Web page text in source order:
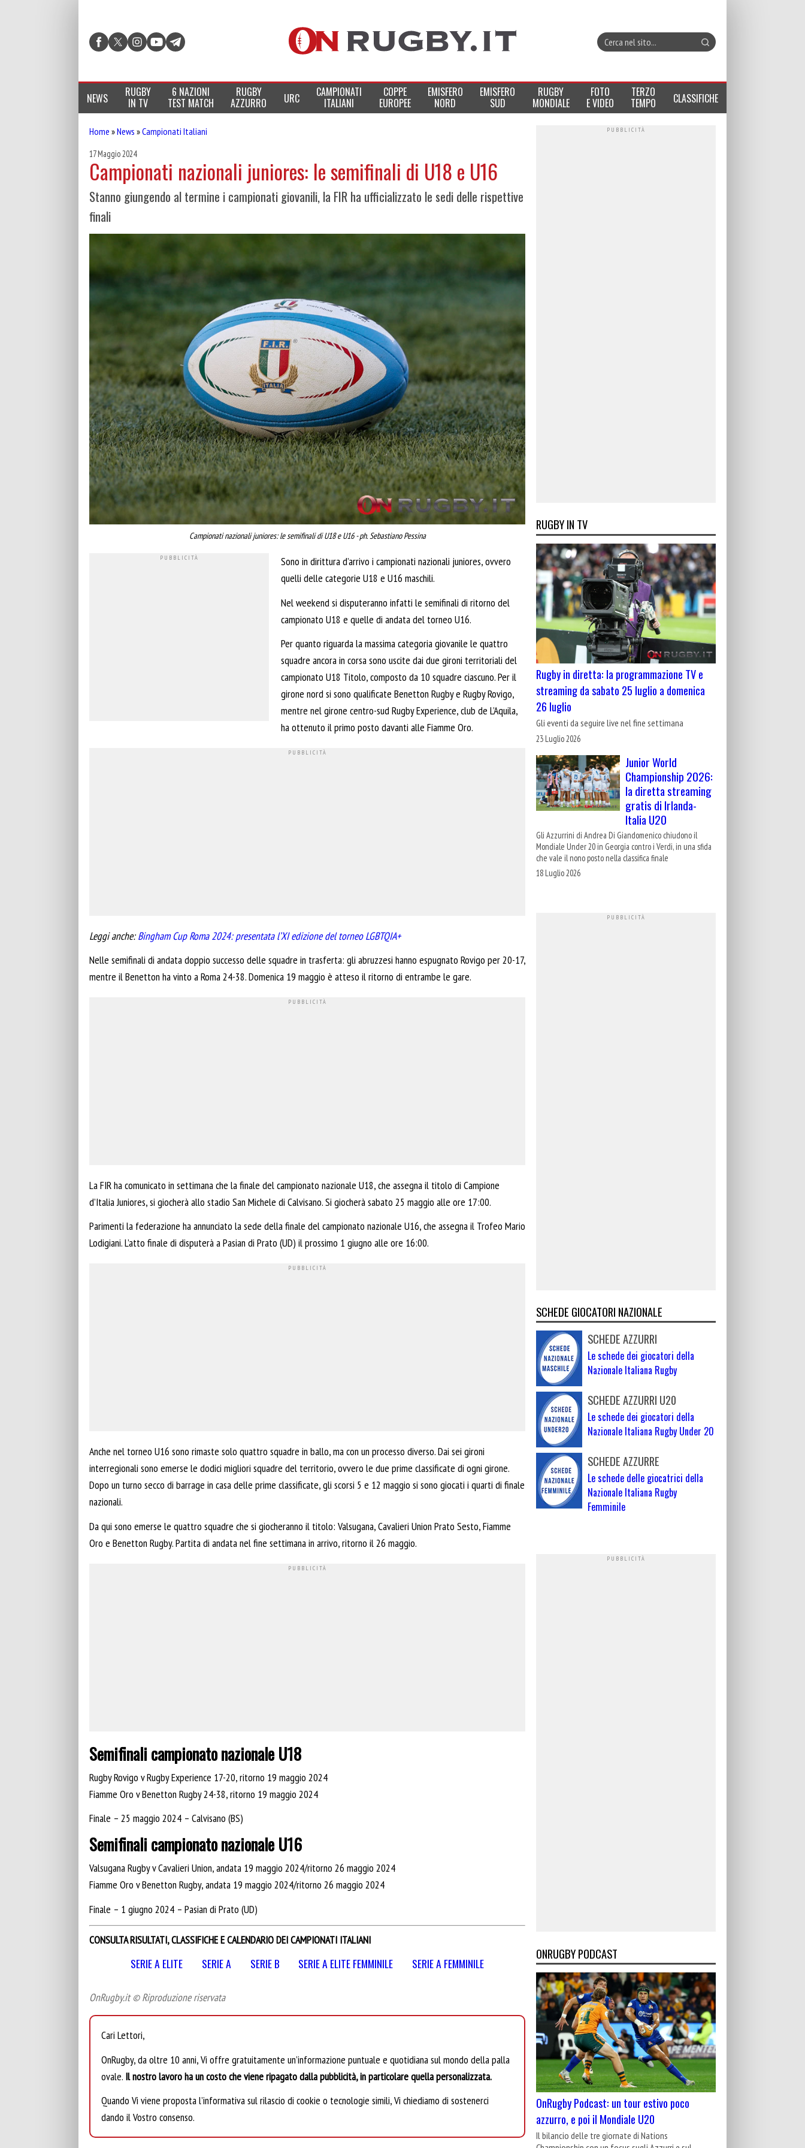
NEWS RUGBY
IN TV
6 NAZIONI
TEST MATCH
RUGBY
AZZURRO URC CAMPIONATI
ITALIANI
COPPE
EUROPEE
EMISFERO
NORD
EMISFERO
SUD
RUGBY
MONDIALE
FOTO
E VIDEO
TERZO
TEMPO CLASSIFICHE
Home »News »Campionati Italiani
17 Maggio 2024
Campionati nazionali juniores: le semifinali di U18 e U16
Stanno giungendo al termine i campionati giovanili, la FIR ha ufficializzato le sedi delle rispettive
finali
Campionati nazionali juniores: le semifinali di U18 e U16 - ph. Sebastiano Pessina
Sono in dirittura d’arrivo i campionati nazionali juniores, ovvero
quelli delle categorie U18 e U16 maschili.
Nel weekend si disputeranno infatti le semifinali di ritorno del
campionato U18 e quelle di andata del torneo U16.
Per quanto riguarda la massima categoria giovanile le quattro
squadre ancora in corsa sono uscite dai due gironi territoriali del
campionato U18 Titolo, composto da 10 squadre ciascuno. Per il
girone nord si sono qualificate Benetton Rugby e Rugby Rovigo,
mentre nel girone centro-sud Rugby Experience, club de L’Aquila,
ha ottenuto il primo posto davanti alle Fiamme Oro.
Leggi anche:Bingham Cup Roma 2024: presentata l’XI edizione del torneo LGBTQIA+
Nelle semifinali di andata doppio successo delle squadre in trasferta: gli abruzzesi hanno espugnato Rovigo per 20-17,
mentre il Benetton ha vinto a Roma 24-38. Domenica 19 maggio è atteso il ritorno di entrambe le gare.
La FIR ha comunicato in settimana che la finale del campionato nazionale U18, che assegna il titolo di Campione
d’Italia Juniores, si giocherà allo stadio San Michele di Calvisano. Si giocherà sabato 25 maggio alle ore 17:00.
Parimenti la federazione ha annunciato la sede della finale del campionato nazionale U16, che assegna il Trofeo Mario
Lodigiani. L’atto finale di disputerà a Pasian di Prato (UD) il prossimo 1 giugno alle ore 16:00.
Anche nel torneo U16 sono rimaste solo quattro squadre in ballo, ma con un processo diverso. Dai sei gironi
interregionali sono emerse le dodici migliori squadre del territorio, ovvero le due prime classificate di ogni girone.
Dopo un turno secco di barrage in casa delle prime classificate, gli scorsi 5 e 12 maggio si sono giocati i quarti di finale
nazionali.
Da qui sono emerse le quattro squadre che si giocheranno il titolo: Valsugana, Cavalieri Union Prato Sesto, Fiamme
Oro e Benetton Rugby. Partita di andata nel fine settimana in arrivo, ritorno il 26 maggio.
Semifinali campionato nazionale U18
Rugby Rovigo v Rugby Experience 17-20, ritorno 19 maggio 2024
Fiamme Oro v Benetton Rugby 24-38, ritorno 19 maggio 2024
Finale – 25 maggio 2024 – Calvisano (BS)
Semifinali campionato nazionale U16
Valsugana Rugby v Cavalieri Union, andata 19 maggio 2024/ritorno 26 maggio 2024
Fiamme Oro v Benetton Rugby, andata 19 maggio 2024/ritorno 26 maggio 2024
Finale – 1 giugno 2024 – Pasian di Prato (UD)
CONSULTA RISULTATI, CLASSIFICHE E CALENDARIO DEI CAMPIONATI ITALIANI
SERIE A ELITE SERIE A SERIE B SERIE A ELITE FEMMINILE SERIE A FEMMINILE
OnRugby.it © Riproduzione riservata
Cari Lettori,
OnRugby, da oltre 10 anni, Vi offre gratuitamente un’informazione puntuale e quotidiana sul mondo della palla
ovale. Il nostro lavoro ha un costo che viene ripagato dalla pubblicità, in particolare quella personalizzata.
Quando Vi viene proposta l’informativa sul rilascio di cookie o tecnologie simili, Vi chiediamo di sostenerci
dando il Vostro consenso.
RUGBY IN TV
Rugby in diretta: la programmazione TV e
streaming da sabato 25 luglio a domenica
26 luglio
Gli eventi da seguire live nel fine settimana
23 Luglio 2026
Junior World
Championship 2026:
la diretta streaming
gratis di Irlanda-
Italia U20
Gli Azzurrini di Andrea Di Giandomenico chiudono il
Mondiale Under 20 in Georgia contro i Verdi, in una sfida
che vale il nono posto nella classifica finale
18 Luglio 2026
SCHEDE GIOCATORI NAZIONALE
SCHEDE AZZURRI
Le schede dei giocatori della
Nazionale Italiana Rugby
SCHEDE AZZURRI U20
Le schede dei giocatori della
Nazionale Italiana Rugby Under 20
SCHEDE AZZURRE
Le schede delle giocatrici della
Nazionale Italiana Rugby
Femminile
ONRUGBY PODCAST
OnRugby Podcast: un tour estivo poco
azzurro, e poi il Mondiale U20
Il bilancio delle tre giornate di Nations